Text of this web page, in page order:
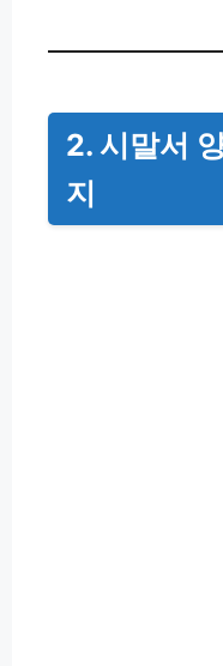
2. 시말서
지